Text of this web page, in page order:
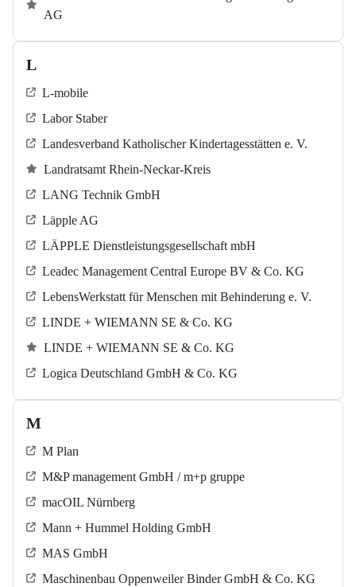
AG
L
L-mobile
Labor Staber
Landesverband Katholischer Kindertagesstätten e. V.
Landratsamt Rhein-Neckar-Kreis
LANG Technik GmbH
Läpple AG
LÄPPLE Dienstleistungsgesellschaft mbH
Leadec Management Central Europe BV & Co. KG
LebensWerkstatt für Menschen mit Behinderung e. V.
LINDE + WIEMANN SE & Co. KG
LINDE + WIEMANN SE & Co. KG
Logica Deutschland GmbH & Co. KG
M
M Plan
M&P management GmbH / m+p gruppe
macOIL Nürnberg
Mann + Hummel Holding GmbH
MAS GmbH
Maschinenbau Oppenweiler Binder GmbH & Co. KG